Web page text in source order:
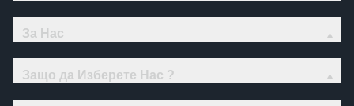
За Нас
Защо да Изберете Нас ?